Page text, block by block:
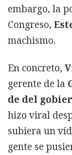
embargo, la
Congreso,
machismo.
En concreto,
gerente de la
de del
hizo viral
subiera un
gente se